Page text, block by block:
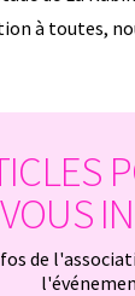
à toutes,
de